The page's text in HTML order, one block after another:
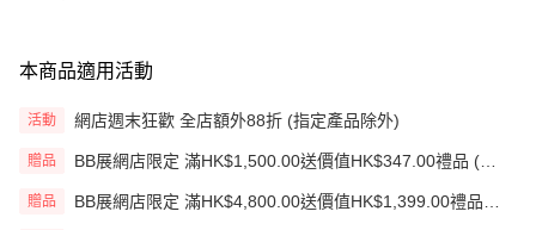
本商品適用活動
活動 網店週末狂歡 全店額外88折 (指定產品除外)
贈品
BB展網店限定 滿HK$1,500.00送價值HK$347.00禮品 (贈
贈品
BB展網店限定 滿HK$4,800.00送價值HK$1,399.00禮品